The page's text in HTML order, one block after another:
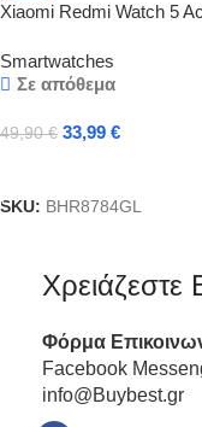
Xiaomi Redmi Watch 5
Smartwatches
Σε απόθεμα
49,90€ 33,99 €
SKU: BHR8784GL
Χρειάζεστε
Φόρμα
Facebook
info@Buybest.gr